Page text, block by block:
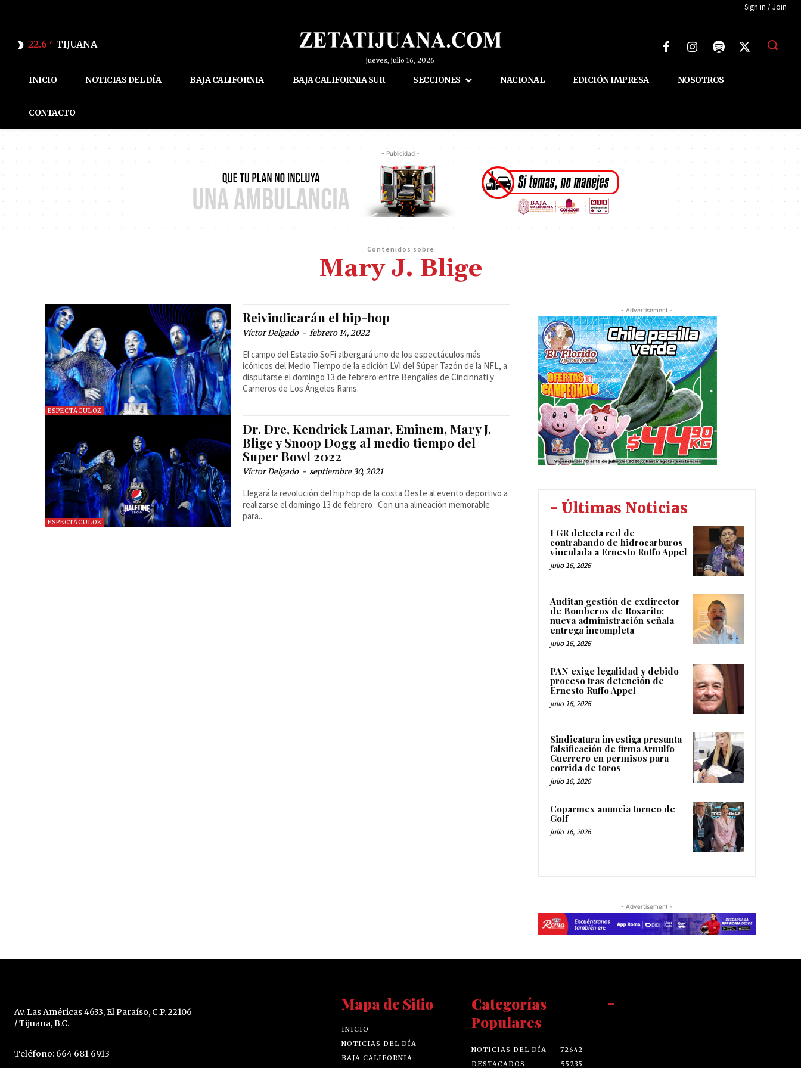
Sign in / Join
22.6 C TIJUANA
jueves, julio 16, 2026
INICIO NOTICIAS DEL DÍA BAJA CALIFORNIA BAJA CALIFORNIA SUR SECCIONES NACIONAL EDICIÓN IMPRESA NOSOTROS
CONTACTO
- Publicidad -
Contenidos sobre
Mary J. Blige
ESPECTÁCULOZ
Reivindicarán el hip-hop
Víctor Delgado - febrero 14, 2022
El campo del Estadio SoFi albergará uno de los espectáculos más
icónicos del Medio Tiempo de la edición LVI del Súper Tazón de la NFL, a
disputarse el domingo 13 de febrero entre Bengalíes de Cincinnati y
Carneros de Los Ángeles Rams.
ESPECTÁCULOZ
Dr. Dre, Kendrick Lamar, Eminem, Mary J.
Blige y Snoop Dogg al medio tiempo del
Super Bowl 2022
Víctor Delgado - septiembre 30, 2021
Llegará la revolución del hip hop de la costa Oeste al evento deportivo a
realizarse el domingo 13 de febrero Con una alineación memorable
para...
- Advertisement -
- Últimas Noticias
FGR detecta red de
contrabando de hidrocarburos
vinculada a Ernesto Ruffo Appel
julio 16, 2026
Auditan gestión de exdirector
de Bomberos de Rosarito;
nueva administración señala
entrega incompleta
julio 16, 2026
PAN exige legalidad y debido
proceso tras detención de
Ernesto Ruffo Appel
julio 16, 2026
Sindicatura investiga presunta
falsificación de firma Arnulfo
Guerrero en permisos para
corrida de toros
julio 16, 2026
Coparmex anuncia torneo de
Golf
julio 16, 2026
- Advertisement -
Av. Las Américas 4633, El Paraíso, C.P. 22106
/ Tijuana, B.C.
Teléfono: 664 681 6913
Mapa de Sitio
INICIO
NOTICIAS DEL DÍA
BAJA CALIFORNIA
Categorías
Populares
NOTICIAS DEL DÍA
72642
DESTACADOS
55235
-